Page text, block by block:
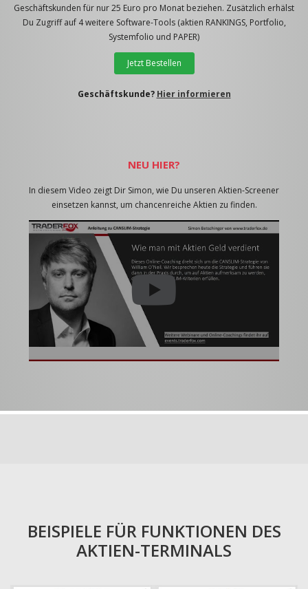
Geschäftskunden für nur 25 Euro pro Monat beziehen. Zusätzlich erhälst
Du Zugriff auf 4 weitere Software-Tools (aktien RANKINGS, Portfolio,
Systemfolio und PAPER)
Jetzt Bestellen
Geschäftskunde? Hier informieren
NEU HIER?
In diesem Video zeigt Dir Simon, wie Du unseren Aktien-Screener
einsetzen kannst, um chancenreiche Aktien zu finden.
BEISPIELE FÜR FUNKTIONEN DES
AKTIEN-TERMINALS